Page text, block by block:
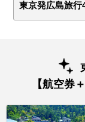
東京発広島旅行
【航空券